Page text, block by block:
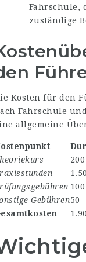
Fahrschule,
zuständige
Kosten für den
Fahrschule
allgemeine
Gebühren50